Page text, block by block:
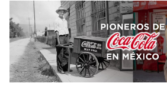
contenido
principal